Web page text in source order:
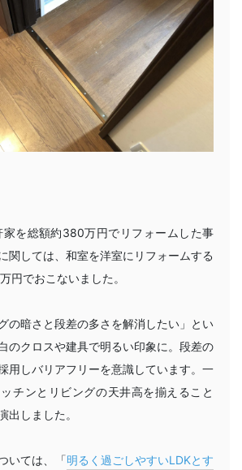
を総額約380万円でリフォームした事
関しては、和室を洋室にリフォームする
円でおこないました。
の暗さと段差の多さを解消したい」とい
のクロスや建具で明るい印象に。段差の
用しバリアフリーを意識しています。一
チンとリビングの天井高を揃えること
出しました。
いては、「明るく過ごしやすいLDKとす